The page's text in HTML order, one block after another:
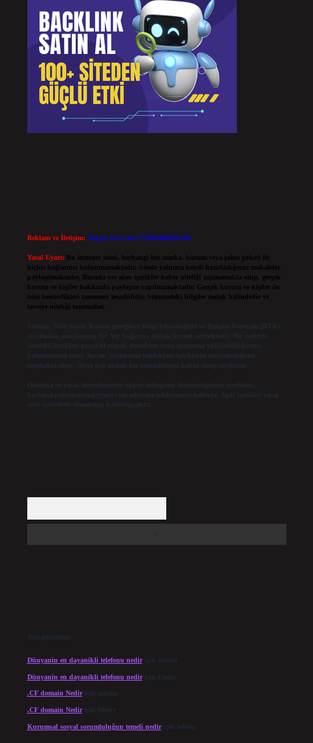
Reklam ve İletişim: Skype: live:.cid.575569c608265c69
Yasal Uyarı:
Bu internet sitesi, herhangi bir marka, kurum veya şahıs şirketi ile
hiçbir bağlantısı bulunmamaktadır. Sitede yalnızca kendi hazırladığımız makaleler
paylaşılmaktadır. Burada yer alan içerikler haber niteliği taşımamakta olup, gerçek
kurum ve kişiler hakkında paylaşım yapılmamaktadır. Gerçek kurum ve kişiler ile
isim benzerlikleri tamamen tesadüfidir. Sitemizdeki bilgiler taslak halindedir ve
tavsiye niteliği taşımazlar.
Sitemiz, 5651 Sayılı Kanun gereğince Bilgi Teknolojileri ve İletişim Kurumu (BTK)
tarafından onaylanmış bir Yer Sağlayıcı olarak hizmet vermektedir. Bu nedenle,
sitedeki içerikleri proaktif olarak denetleme veya araştırma yükümlülüğümüz
bulunmamaktadır. Ancak, üyelerimiz yazdıkları içeriklerin sorumluluğunu
taşımakta olup, siteye üye olarak bu sorumluluğu kabul etmiş sayılırlar.
Hukuka ve yasal düzenlemelere aykırı olduğunu düşündüğünüz içerikleri,
backlinkpanelicomtr@gmail.comadresine bildirmeniz halinde, ilgili içerikler yasal
süre içerisinde sitemizden kaldırılacaktır.
Son yorumlar
Dünyanin en dayanikli telefonu nediriçin admin
Dünyanin en dayanikli telefonu nediriçin Cesur
.CF domain Nediriçin admin
.CF domain Nediriçin Merve
Kurumsal sosyal sorumluluğun temeli nediriçin admin